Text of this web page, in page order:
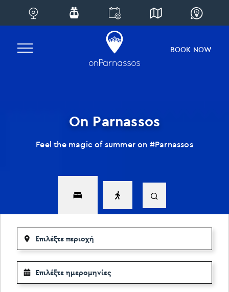
content
BOOK NOW
On Parnassos
Feel the magic of summer on #Parnassos